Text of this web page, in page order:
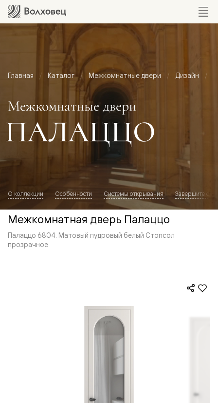
Главная Каталог Межкомнатные двери Дизайн
Межкомнатные двери
ПАЛАЦЦО
О коллекции Особенности Системы открывания Завершите
Межкомнатная дверь Палаццо
Палаццо 6804. Матовый пудровый белый Стопсол
прозрачное